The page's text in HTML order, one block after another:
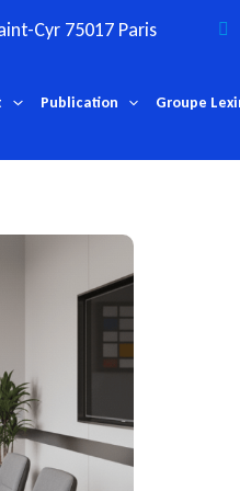
Cyr 75017 Paris
Publication Groupe
Marie